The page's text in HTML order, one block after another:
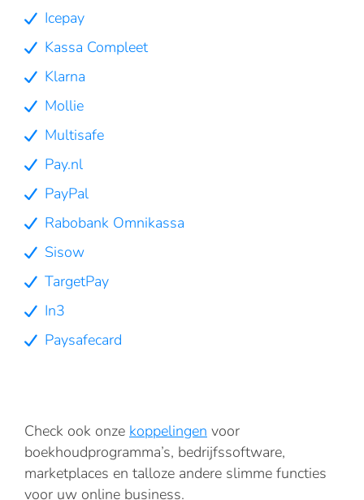
Icepay
Kassa Compleet
Klarna
Mollie
Multisafe
Pay.nl
PayPal
Rabobank Omnikassa
Sisow
TargetPay
In3
Paysafecard
Check ook onze koppelingen voor
boekhoudprogramma’s, bedrijfssoftware,
marketplaces en talloze andere slimme functies
voor uw online business.